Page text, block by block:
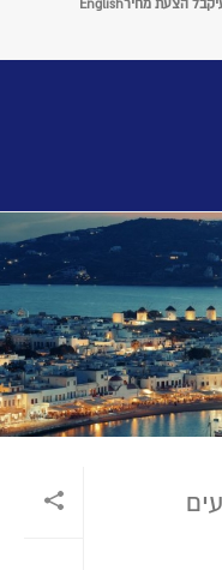
קבל הצעת מחירEnglish